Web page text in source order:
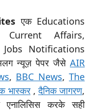
एक Educations
Current Affairs,
Notifications
न्यूज़ पेपर जैसे AIR
, BBC News,The
भास्कर,दैनिक जागरण,
करके सही